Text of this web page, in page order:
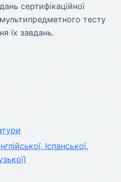
сертифікаційної
тесту
їх завдань.
Іспанської,